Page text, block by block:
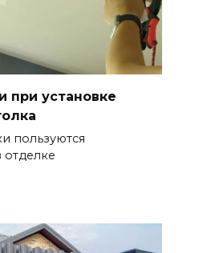
при установке
пользуются
отделке